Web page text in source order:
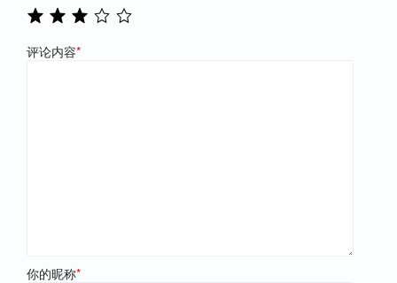
评论内容*
你的昵称*